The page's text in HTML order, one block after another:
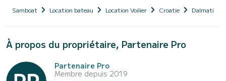
Samboat Location bateau Location Voilier Croatie Dalmatie
À propos du propriétaire, Partenaire Pro
Partenaire Pro
Membre depuis 2019